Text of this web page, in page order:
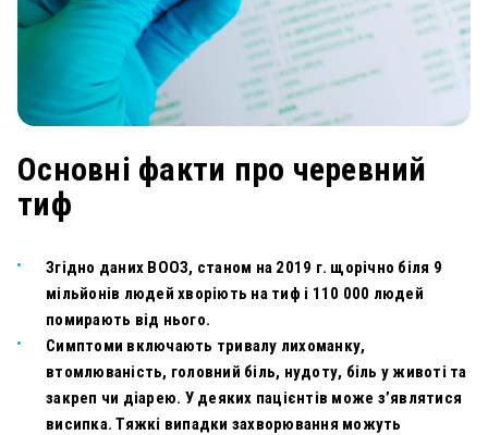
Основні факти про черевний
тиф
Згідно даних ВООЗ, станом на 2019 г. щорічно біля 9
мільйонів людей хворіють на тиф і 110 000 людей
помирають від нього.
Симптоми включають тривалу лихоманку,
втомлюваність, головний біль, нудоту, біль у животі та
закреп чи діарею. У деяких пацієнтів може з’являтися
висипка. Тяжкі випадки захворювання можуть